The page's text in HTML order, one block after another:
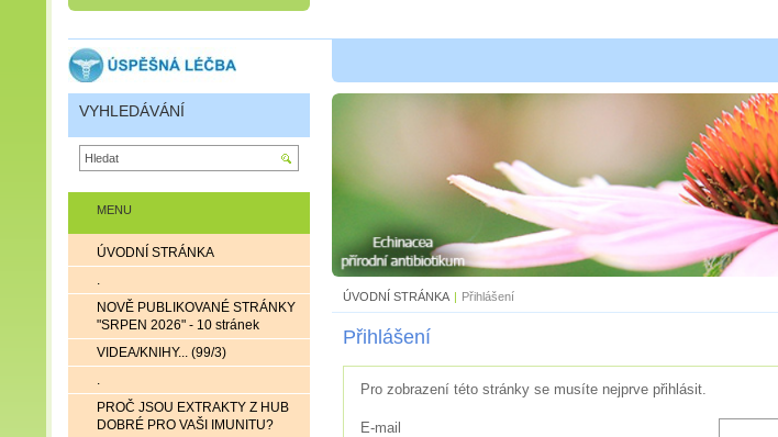
ÚVODNÍ STRÁNKA | Přihlášení
Přihlášení
Pro zobrazení této stránky se musíte nejprve přihlásit.
E-mail
MENU
ÚVODNÍ STRÁNKA
.
NOVĚ PUBLIKOVANÉ STRÁNKY
"SRPEN 2026" - 10 stránek
VIDEA/KNIHY... (99/3)
.
PROČ JSOU EXTRAKTY Z HUB
DOBRÉ PRO VAŠI IMUNITU?
VYHLEDÁVÁNÍ